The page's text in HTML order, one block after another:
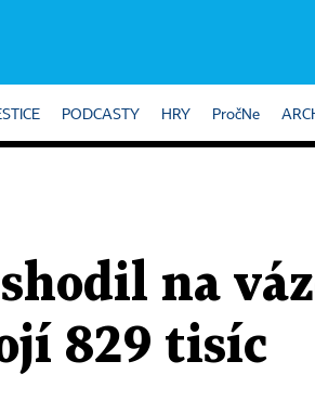
PODCASTY HRY PročNe
shodil na
829 tisíc